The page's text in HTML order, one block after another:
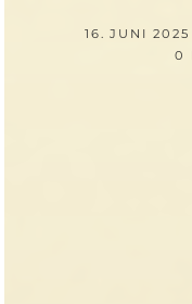
16. JUNI 2025
0